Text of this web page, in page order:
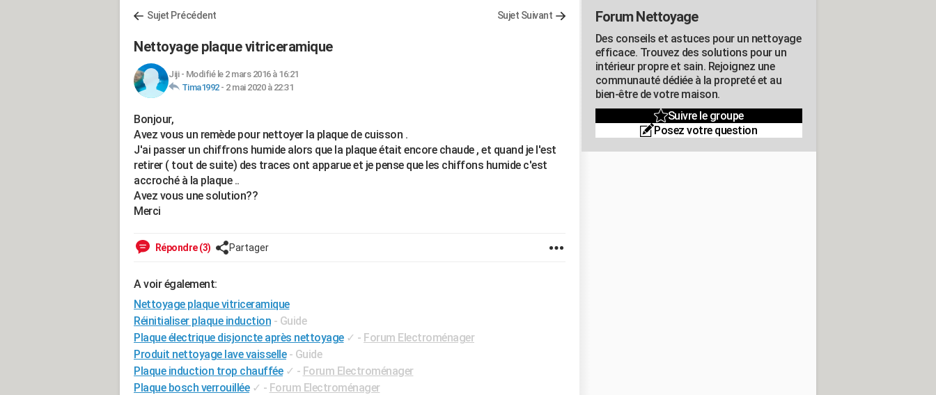
Sujet Précédent Sujet Suivant
Nettoyage plaque vitriceramique
Jiji- Modifié le 2 mars 2016 à 16:21
Tima1992- 2 mai 2020 à 22:31
Bonjour,
Avez vous un remède pour nettoyer la plaque de cuisson .
J'ai passer un chiffrons humide alors que la plaque était encore chaude , et quand je l'est
retirer ( tout de suite) des traces ont apparue et je pense que les chiffons humide c'est
accroché à la plaque ..
Avez vous une solution??
Merci
Répondre (3) Partager
A voir également:
Nettoyage plaque vitriceramique
Réinitialiser plaque induction - Guide
Plaque électrique disjoncte après nettoyage ✓ - Forum Electroménager
Produit nettoyage lave vaisselle - Guide
Plaque induction trop chauffée ✓ - Forum Electroménager
Plaque bosch verrouillée ✓ - Forum Electroménager
Forum Nettoyage
Des conseils et astuces pour un nettoyage
efficace. Trouvez des solutions pour un
intérieur propre et sain. Rejoignez une
communauté dédiée à la propreté et au
bien-être de votre maison.
Suivre le groupe
Posez votre question